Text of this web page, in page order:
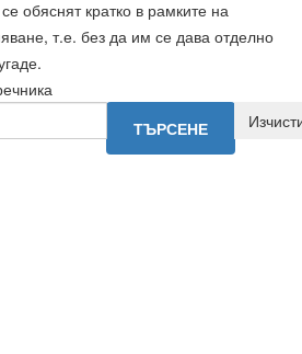
обяснят кратко в рамките на
т.е. без да им се дава отделно